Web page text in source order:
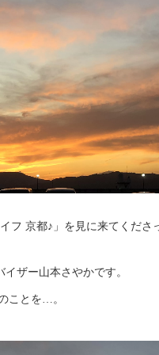
フ 京都♪」を見に来てくださ
ザー山本さやかです。
ことを…。